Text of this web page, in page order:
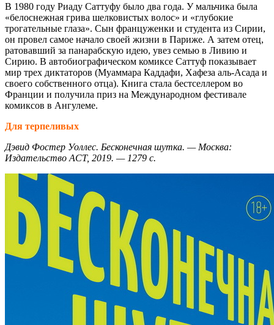
В 1980 году Риаду Саттуфу было два года. У мальчика была
«белоснежная грива шелковистых волос» и «глубокие
трогательные глаза». Сын француженки и студента из Сирии,
он провел самое начало своей жизни в Париже. А затем отец,
ратовавший за панарабскую идею, увез семью в Ливию и
Сирию. В автобиографическом комиксе Саттуф показывает
мир трех диктаторов (Муаммара Каддафи, Хафеза аль-Асада и
своего собственного отца). Книга стала бестселлером во
Франции и получила приз на Международном фестивале
комиксов в Ангулеме.
Для терпеливых
Дэвид Фостер Уоллес. Бесконечная шутка. — Москва:
Издательство АСТ, 2019. — 1279 с.